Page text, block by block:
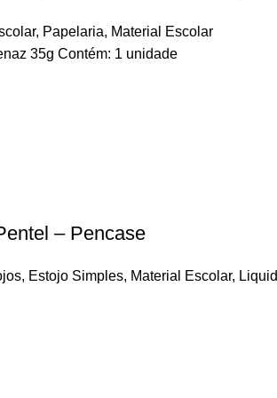
, Papelaria, Material Escolar
35g Contém: 1 unidade
– Pencase
, Estojo Simples, Material Escolar,